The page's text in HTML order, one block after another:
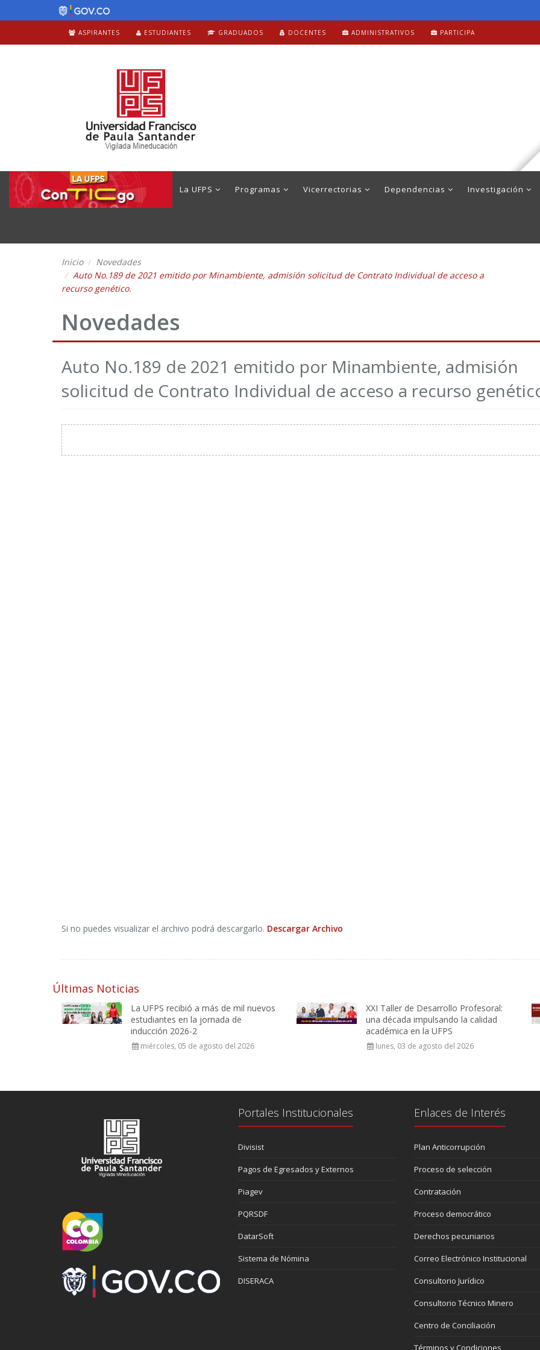
ASPIRANTES ESTUDIANTES GRADUADOS DOCENTES ADMINISTRATIVOS PARTICIPA
La UFPS Programas Vicerrectorias Dependencias Investigación
Inicio
Novedades
Auto No.189 de 2021 emitido por Minambiente, admisión solicitud de Contrato Individual de acceso a
recurso genético.
Novedades
Auto No.189 de 2021 emitido por Minambiente, admisión
solicitud de Contrato Individual de acceso a recurso
Si no puedes visualizar el archivo podrá descargarlo. Descargar Archivo
Últimas Noticias
La UFPS recibió a más de mil nuevos
estudiantes en la jornada de
inducción 2026-2
miércoles, 05 de agosto del 2026
XXI Taller de Desarrollo Profesoral:
una década impulsando la calidad
académica en la UFPS
lunes, 03 de agosto del 2026
Portales Institucionales
Divisist
Pagos de Egresados y Externos
Piagev
PQRSDF
DatarSoft
Sistema de Nómina
DISERACA
Enlaces de Interés
Plan Anticorrupción
Proceso de selección
Contratación
Proceso democrático
Derechos pecuniarios
Correo Electrónico Institucional
Consultorio Jurídico
Consultorio Técnico Minero
Centro de Conciliación
Términos y Condiciones